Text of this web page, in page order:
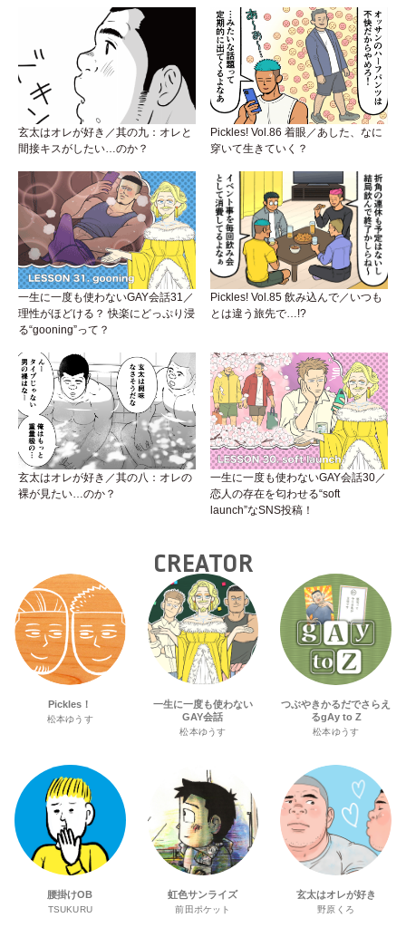
玄太はオレが好き／其の九：オレと
間接キスがしたい…のか？
Pickles! Vol.86 着眼／あした、なに
穿いて生きていく？
一生に一度も使わないGAY会話31／
理性がほどける？ 快楽にどっぷり浸
る“gooning”って？
Pickles! Vol.85 飲み込んで／いつも
とは違う旅先で…!?
玄太はオレが好き／其の八：オレの
裸が見たい…のか？
一生に一度も使わないGAY会話30／
恋人の存在を匂わせる“soft
launch”なSNS投稿！
CREATOR
Pickles！
松本ゆうす
一生に一度も使わない
GAY会話
松本ゆうす
つぶやきかるだでさらえ
るgAy to Z
松本ゆうす
腰掛けOB
TSUKURU
虹色サンライズ
前田ポケット
玄太はオレが好き
野原くろ